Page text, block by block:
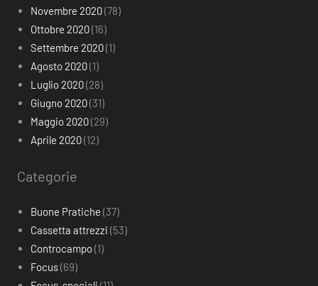
Novembre 2020(78)
Ottobre 2020(16)
Settembre 2020(1)
Agosto 2020(1)
Luglio 2020(28)
Giugno 2020(31)
Maggio 2020(29)
Aprile 2020(12)
Categorie
Buone Pratiche (37)
Cassetta attrezzi (53)
Controcampo(1)
Focus(69)